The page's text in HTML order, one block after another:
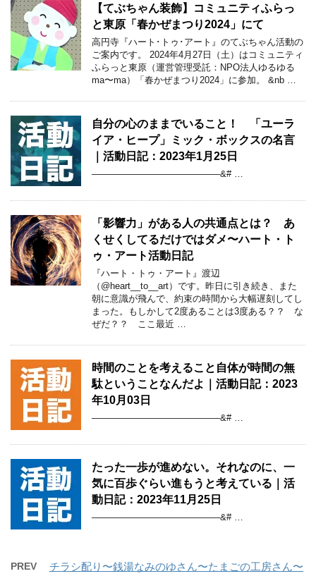
【てぶちゃん装飾】コミュニティふらっ
と東原「春かぜまつり2024」にて
高円寺『ハート･トゥ･アート』のてぶちゃん活動の
ご案内です。 2024年4月27日（土）はコミュニティ
ふらっと東原（運営管理受託：NPO法人ゆるゆる
ma〜ma）「春かぜまつり2024」に参加。 &nb …
自分の心のままでいること！ 「ユーラ
イア・ヒープ」ミック・ボックスの名言
｜活動日記：2023年1月25日
——————————————&# …
「影響力」がある人の共通点とは？ あ
くせくしてるだけではダメ〜ハート・ト
ゥ・アート活動日記
『ハート・トゥ・アート』渡辺
（@heart__to__art）です。昨日に引き続き、また
朝に意識が飛んで、約束の時間から大幅遅刻してし
まった。もしかして2度あることは3度ある？？ な
ぜだ？？ ここ最近 …
時間のことを考えること自体が時間の無
駄ということなんだよ｜活動日記：2023
年10月03日
——————————————&# …
たった一歩が進めない。それなのに、一
気に百歩ぐらい進もうと考えている｜活
動日記：2023年11月25日
——————————————&# …
PREV
チラシ配り〜銭湯なみのゆさん〜たまごの工房さん〜